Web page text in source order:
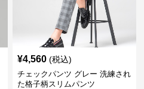
¥4,560 (税込)
チェックパンツ グレー 洗練され
た格子柄スリムパンツ